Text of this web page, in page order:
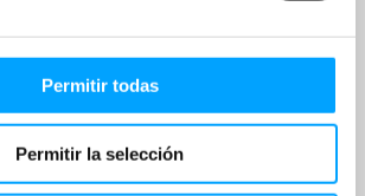
Permitir todas
Permitir la selección